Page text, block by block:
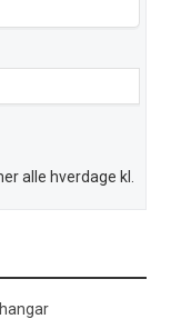
alle hverdage kl.